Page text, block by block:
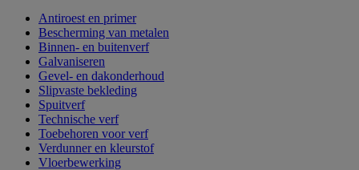
Antiroest en primer
Bescherming van metalen
Binnen- en buitenverf
Galvaniseren
Gevel- en dakonderhoud
Slipvaste bekleding
Spuitverf
Technische verf
Toebehoren voor verf
Verdunner en kleurstof
Vloerbewerking